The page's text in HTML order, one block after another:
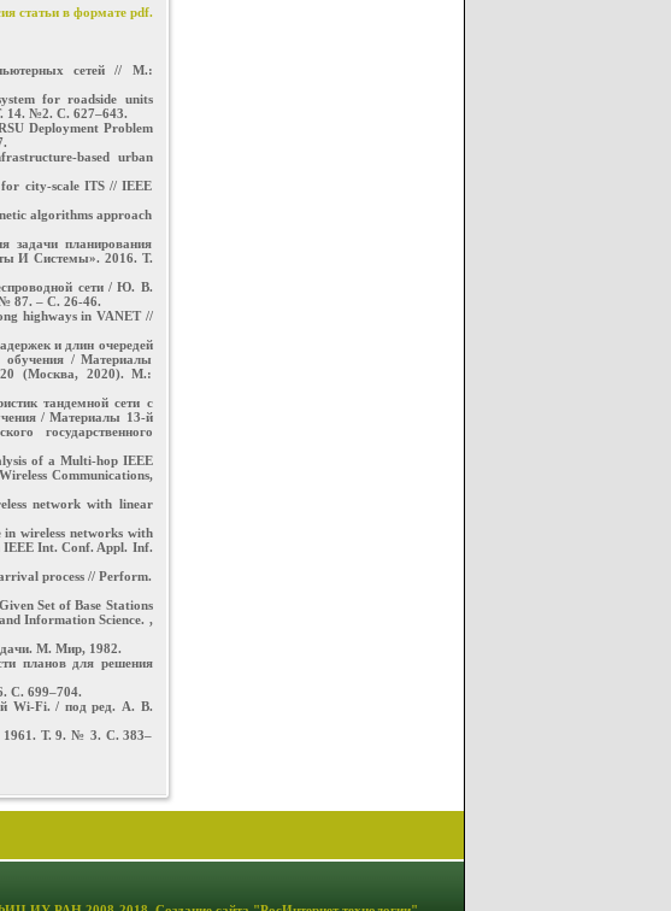
статьи в формате pdf.
сетей // М.:
for roadside units
14. №2. С. 627–643.
Deployment Problem
based urban
city-scale ITS // IEEE
algorithms approach
планирования
И Системы». 2016. Т.
сети / Ю. В.
87. – С. 26-46.
highways in VANET //
и длин очередей
обучения / Материалы
(Москва, 2020). М.:
тандемной сети с
/ Материалы 13-й
государственного
of a Multi-hop IEEE
Communications,
network with linear
in wireless networks with
IEEE Int. Conf. Appl. Inf.
process // Perform.
Set of Base Stations
Information Science. ,
М. Мир, 1982.
планов для решения
С. 699–704.
Wi-Fi. / под ред. А. В.
1961. Т. 9. № 3. С. 383–